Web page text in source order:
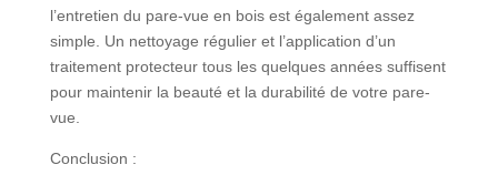
l’entretien du pare-vue en bois est également assez
simple. Un nettoyage régulier et l’application d’un
traitement protecteur tous les quelques années suffisent
pour maintenir la beauté et la durabilité de votre pare-
vue.
Conclusion :